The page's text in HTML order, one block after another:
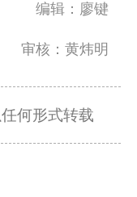
编辑：廖键
审核：黄炜明
何形式转载